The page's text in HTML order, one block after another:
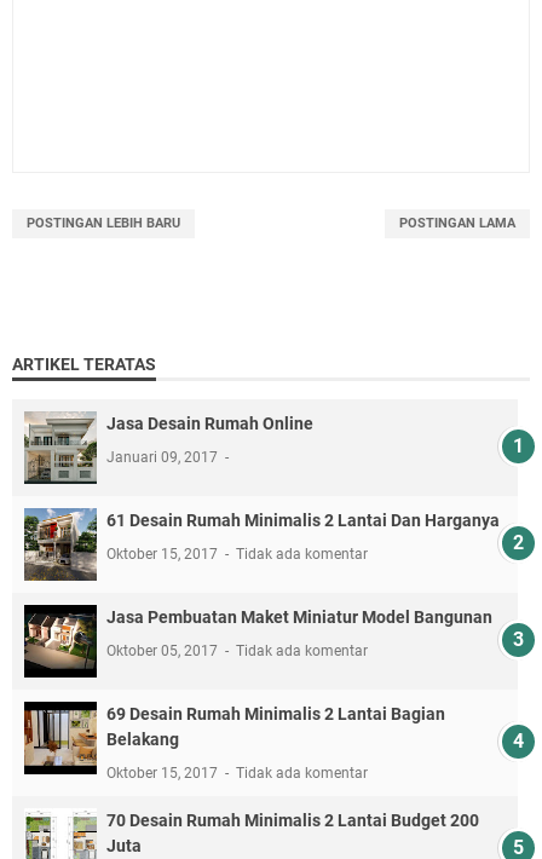
POSTINGAN LEBIH BARU POSTINGAN LAMA
ARTIKEL TERATAS
Jasa Desain Rumah Online
Januari 09, 2017
61 Desain Rumah Minimalis 2 Lantai Dan Harganya
Oktober 15, 2017 Tidak ada komentar
Jasa Pembuatan Maket Miniatur Model Bangunan
Oktober 05, 2017 Tidak ada komentar
69 Desain Rumah Minimalis 2 Lantai Bagian
Belakang
Oktober 15, 2017 Tidak ada komentar
70 Desain Rumah Minimalis 2 Lantai Budget 200
Juta